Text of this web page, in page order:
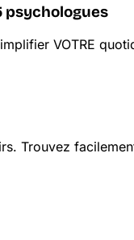
psychologues
VOTRE
Trouvez